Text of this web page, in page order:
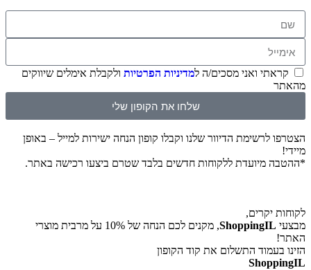
קראתי ואני מסכים/ה למדיניות הפרטיות ולקבלת אימלים שיווקים
מהאתר
שלחו את הקופון שלי
הצטרפו לרשימת הדיוור שלנו וקבלו קופון הנחה ישירות למייל – באופן
מיידי!
*ההטבה מיועדת ללקוחות חדשים בלבד שטרם ביצעו רכישה באתר.
לקוחות יקרים,
מבצעי ShoppingIL
, מקנים לכם הנחה של 10% על מרבית מוצרי
האתר!
הזינו בעמוד התשלום את קוד הקופון
ShoppingIL